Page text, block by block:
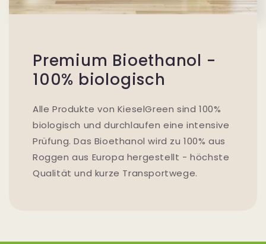
Premium Bioethanol -
100% biologisch
Alle Produkte von KieselGreen sind 100%
biologisch und durchlaufen eine intensive
Prüfung. Das Bioethanol wird zu 100% aus
Roggen aus Europa hergestellt - höchste
Qualität und kurze Transportwege.